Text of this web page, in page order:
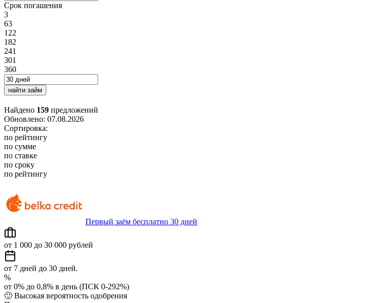
Срок погашения
3
63
122
182
241
301
360
найти займ
Найдено 159 предложений
Обновлено: 07.08.2026
Сортировка:
по рейтингу
по сумме
по ставке
по сроку
по рейтингу
Первый заём бесплатно 30 дней
от 1 000 до 30 000 рублей
от 7 дней до 30 дней.
%
от 0% до 0,8% в день (ПСК 0-292%)
🙂 Высокая вероятность одобрения